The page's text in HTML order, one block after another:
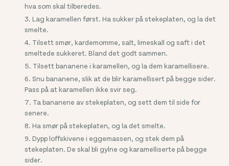
hva som skal tilberedes.
Lag karamellen først. Ha sukker på stekeplaten, og la det
smelte.
Tilsett smør, kardemomme, salt, limeskall og saft i det
smeltede sukkeret. Bland det godt sammen.
Tilsett bananene i karamellen, og la dem karamellisere.
Snu bananene, slik at de blir karamellisert på begge sider.
Pass på at karamellen ikke svir seg.
Ta bananene av stekeplaten, og sett dem til side for
senere.
Ha smør på stekeplaten, og la det smelte.
Dypp loffskivene i eggemassen, og stek dem på
stekeplaten. De skal bli gylne og karamelliserte på begge
sider.